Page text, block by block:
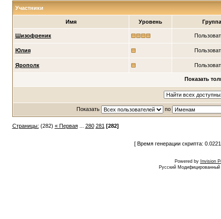
Участники
Имя Уровень Группа
Шизофреник
Юлия
Ярополк
Показать
Показать по
Страницы: (282) « Первая... 280 281 [282]
[ Время генерации скрипта:
Powered by Invision
Русский